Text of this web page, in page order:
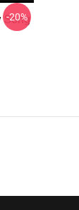
Song
-20%